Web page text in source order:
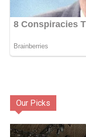
Our Picks